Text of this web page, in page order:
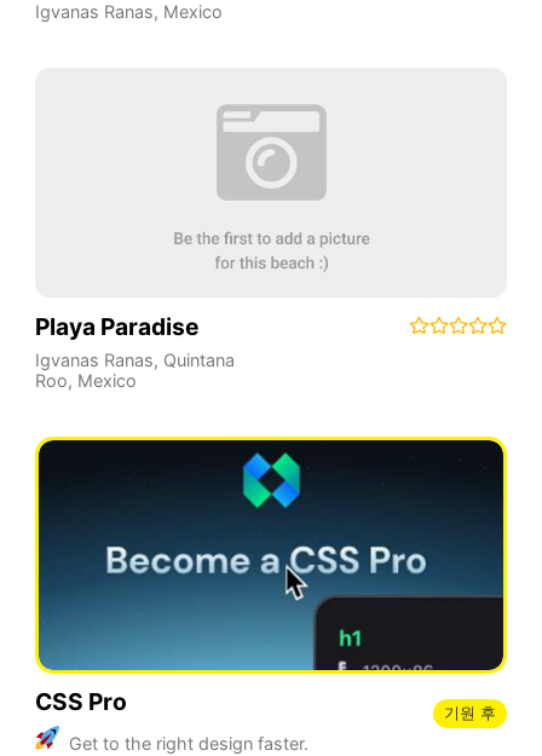
Igvanas Ranas, Mexico
Playa Paradise
Igvanas Ranas, Quintana
Roo, Mexico
CSS Pro
Get to the right design faster.
기원 후